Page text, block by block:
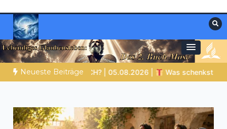
Inhalt
springen
Christliche Ressourcen
Materialien, die stärken. Antworten, die
leiten.
Neueste Beiträge
WACH? | 05.08.2026 | Was schenkst du Jesus?